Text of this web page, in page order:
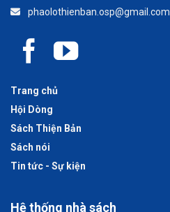
phaolothienban.osp@gmail.com
Trang chủ
Hội Dòng
Sách Thiện Bản
Sách nói
Tin tức - Sự kiện
Hệ thống nhà sách